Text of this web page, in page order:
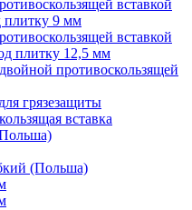
вставкой
плитку 9 мм
вставкой
плитку 12,5 мм
противоскользящей
грязезащиты
вставка
(Польша)